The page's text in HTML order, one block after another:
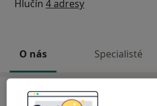
Hlučín 4 adresy
O nás Specialisté
O nás